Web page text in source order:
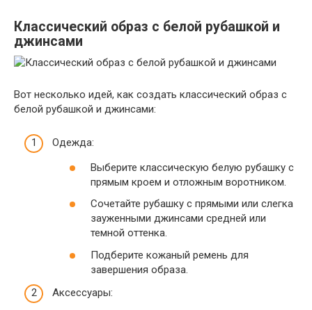
Классический образ с белой рубашкой и
джинсами
Вот несколько идей, как создать классический образ с
белой рубашкой и джинсами:
Одежда:
Выберите классическую белую рубашку с
прямым кроем и отложным воротником.
Сочетайте рубашку с прямыми или слегка
зауженными джинсами средней или
темной оттенка.
Подберите кожаный ремень для
завершения образа.
Аксессуары: